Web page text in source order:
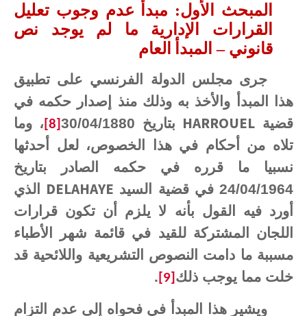
المبحث الأول: مبدأ عدم وجوب تعليل
القرارات الإدارية ما لم يوجد نص
قانوني – المبدأ
العام
جرى مجلس الدولة الفرنسي على تطبيق
هذا المبدأ والأخذ به وذلك منذ إصدار حكمه في
قضية HARROUEL بتاريخ 30/04/1880 [8]، وما
تلاه من أحكام في هذا الخصوص، لعل أحدثها
نسبيا ما قرره في حكمه الصادر بتاريخ
24/04/1964 في قضية السيد
DELAHAYE الذي
أورد فيه القول بأنه لا يلزم أن تكون قرارات
اللجان المشتركة للقيد في قائمة شهر الأطباء
مسببة ما دامت النصوص التشريعية واللائحية قد
خلت مما يوجب ذلك[9]
.
ويشير هذا المبدأ في فحواه إلى عدم التزام